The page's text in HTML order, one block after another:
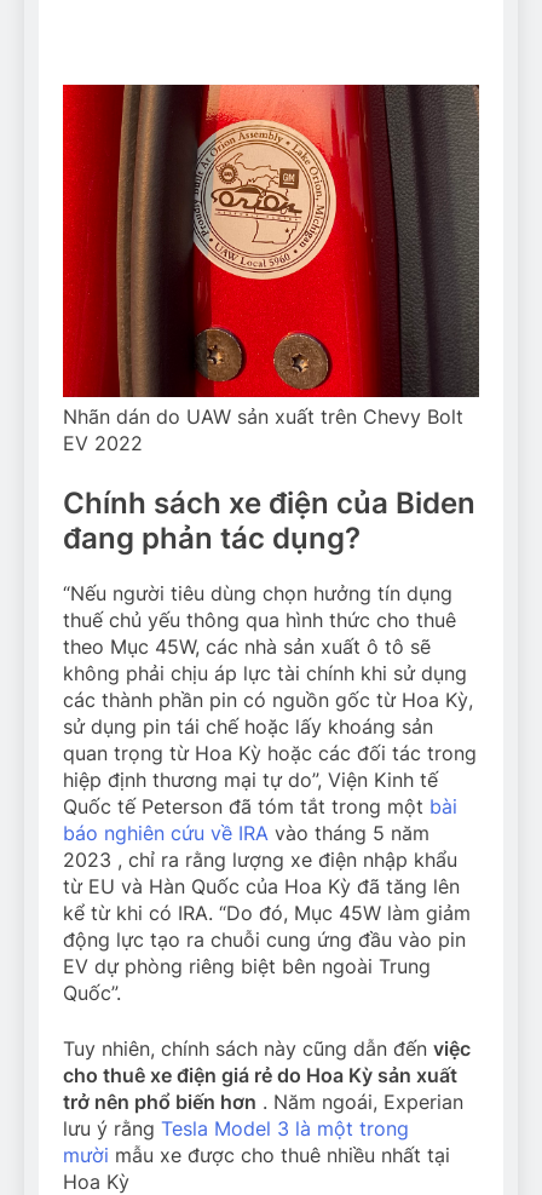
Nhãn dán do UAW sản xuất trên Chevy Bolt
EV 2022
Chính sách xe điện của Biden
đang phản tác dụng?
“Nếu người tiêu dùng chọn hưởng tín dụng
thuế chủ yếu thông qua hình thức cho thuê
theo Mục 45W, các nhà sản xuất ô tô sẽ
không phải chịu áp lực tài chính khi sử dụng
các thành phần pin có nguồn gốc từ Hoa Kỳ,
sử dụng pin tái chế hoặc lấy khoáng sản
quan trọng từ Hoa Kỳ hoặc các đối tác trong
hiệp định thương mại tự do”, Viện Kinh tế
Quốc tế Peterson đã tóm tắt trong một bài
báo nghiên cứu về IRA vào tháng 5 năm
2023 , chỉ ra rằng lượng xe điện nhập khẩu
từ EU và Hàn Quốc của Hoa Kỳ đã tăng lên
kể từ khi có IRA. “Do đó, Mục 45W làm giảm
động lực tạo ra chuỗi cung ứng đầu vào pin
EV dự phòng riêng biệt bên ngoài Trung
Quốc”.
Tuy nhiên, chính sách này cũng dẫn đến việc
cho thuê xe điện giá rẻ do Hoa Kỳ sản xuất
trở nên phổ biến hơn . Năm ngoái, Experian
lưu ý rằng Tesla Model 3 là một trong
mười mẫu xe được cho thuê nhiều nhất tại
Hoa Kỳ